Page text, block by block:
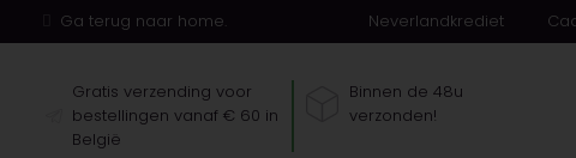
Ga terug naar home. Neverlandkrediet
Gratis verzending voor
bestellingen vanaf € 60 in
België
Binnen de 48u
verzonden!